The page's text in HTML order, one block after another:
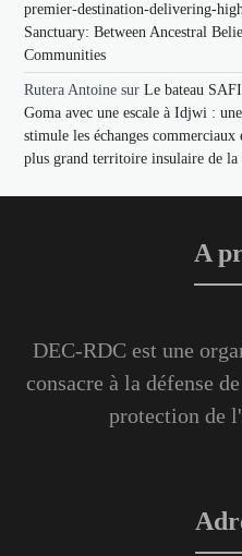
premier-destination-delivering-
Sanctuary: Between Ancestral
Communities
Rutera Antoine surLe bateau
Goma avec une escale à Idjwi :
stimule les échanges
plus grand territoire insulaire de la
A
DEC-RDC est une
consacre à la défense
protection de